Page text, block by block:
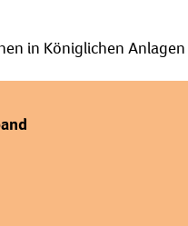
in Königlichen Anlagen